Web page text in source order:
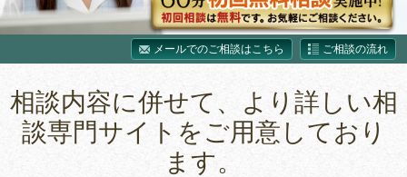
メールでのご相談はこちら ご相談の流れ
相談内容に併せて、より詳しい相
談専門サイトをご用意しており
ます。